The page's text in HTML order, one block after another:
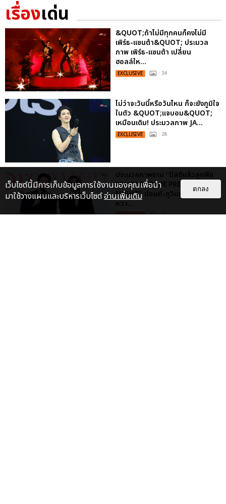
เรื่องเด่น
&QUOT;ถ้าไม่มีทุกคนก็คงไม่มี
เพิร์ธ-แซนต้า&QUOT; ประมวล
ภาพ เพิร์ธ-แซนต้า เปลี่ยน
ฮอลล์ให...
EXCLUSIVE : 34
ไม่ว่าจะวันนี้หรือวันไหน ก็จะยังภูมิใจ
ในตัว &QUOT;แจบอม&QUOT;
เหมือนเดิม! ประมวลภาพ JA...
EXCLUSIVE : 28
ประมวลภาพงาน “มีสติแล้วลูกพีช
PEACH AND ME PREMIERE
NIGHT” ปอนด์-ภูวินทร์ คลั่งรัก
หวา...
EXCLUSIVE : 16
เว็บไซต์นี้มีการเก็บข้อมูลการใช้งานของคุณเพื่อนำ
มาใช้วางแผนและบริหารเว็บไซต์อ่านเพิ่มเติม
ตกลง